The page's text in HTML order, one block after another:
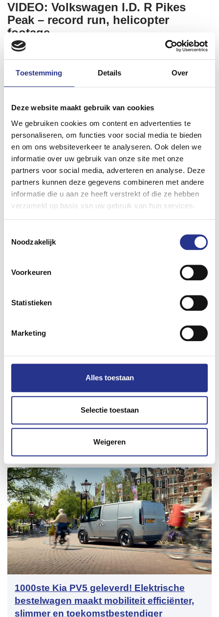
Toestemming Details Over
Deze website maakt gebruik van cookies
We gebruiken cookies om content en advertenties te
personaliseren, om functies voor social media te bieden
en om ons websiteverkeer te analyseren. Ook delen we
informatie over uw gebruik van onze site met onze
partners voor social media, adverteren en analyse. Deze
partners kunnen deze gegevens combineren met andere
informatie die u aan ze heeft verstrekt of die ze hebben
verzameld op basis van uw gebruik van hun services.
Noodzakelijk
Voorkeuren
Statistieken
Marketing
Alles toestaan
Selectie toestaan
Weigeren
VIDEO: Volkswagen I.D. R Pikes
Peak – record run, helicopter
footage
oorlogspad naar Goodwood
1000ste Kia PV5 geleverd! Elektrische
bestelwagen maakt mobiliteit efficiënter,
slimmer en toekomstbestendiger